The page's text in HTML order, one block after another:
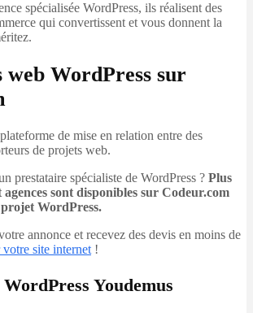
spécialisée WordPress, ils réalisent des
qui convertissent et vous donnent la
web WordPress sur
de mise en relation entre des
de projets web.
prestataire spécialiste de WordPress ? Plus
agences sont disponibles sur Codeur.com
WordPress.
annonce et recevez des devis en moins de
votre site internet !
WordPress Youdemus